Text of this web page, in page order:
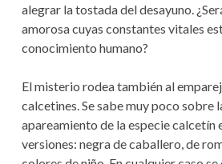
alegrar la tostada del desayuno.
amorosa cuyas constantes vitales
conocimiento humano?
El misterio rodea también al
calcetines. Se sabe muy poco sobre
apareamiento de la especie calcetín
versiones: negra de caballero, de